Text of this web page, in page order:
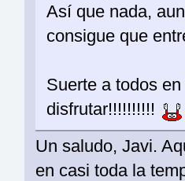
Así que nada,
consigue que
Suerte a todos
disfrutar!!!!!!!!!!
Un saludo, Javi.
en casi toda la